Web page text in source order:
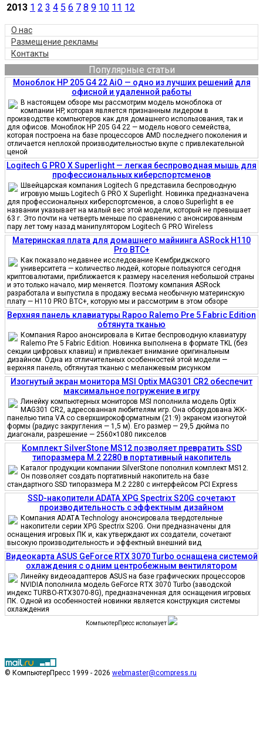
2013 1 2 3 4 5 6 7 8 9 10 11 12
О нас
Размещение рекламы
Контакты
Популярные статьи
Моноблок HP 205 G4 22 AiO — одно из лучших решений для
офисной и удаленной работы
В настоящем обзоре мы рассмотрим модель моноблока от
компании HP, которая является признанным лидером в
производстве компьютеров как для домашнего использования, так и
для офисов. Моноблок HP 205 G4 22 — модель нового семейства,
которая построена на базе процессоров AMD последнего поколения и
отличается неплохой производительностью вкупе с привлекательной
ценой
Logitech G PRO X Superlight — легкая беспроводная мышь для
профессиональных киберспортсменов
Швейцарская компания Logitech G представила беспроводную
игровую мышь Logitech G PRO X Superlight. Новинка предназначена
для профессиональных киберспортсменов, а слово Superlight в ее
названии указывает на малый вес этой модели, который не превышает
63 г. Это почти на четверть меньше по сравнению с анонсированным
пару лет тому назад манипулятором Logitech G PRO Wireless
Материнская плата для домашнего майнинга ASRock H110
Pro BTC+
Как показало недавнее исследование Кембриджского
университета — количество людей, которые пользуются сегодня
криптовалютами, приближается к размеру населения небольшой страны
и это только начало, мир меняется. Поэтому компания ASRock
разработала и выпустила в продажу весьма необычную материнскую
плату — H110 PRO BTC+, которую мы и рассмотрим в этом обзоре
Верхняя панель клавиатуры Rapoo Ralemo Pre 5 Fabric Edition
обтянута тканью
Компания Rapoo анонсировала в Китае беспроводную клавиатуру
Ralemo Pre 5 Fabric Edition. Новинка выполнена в формате TKL (без
секции цифровых клавиш) и привлекает внимание оригинальным
дизайном. Одна из отличительных особенностей этой модели —
верхняя панель, обтянутая тканью с меланжевым рисунком
Изогнутый экран монитора MSI Optix MAG301 CR2 обеспечит
максимальное погружение в игру
Линейку компьютерных мониторов MSI пополнила модель Optix
MAG301 CR2, адресованная любителям игр. Она оборудована ЖК-
панелью типа VA со сверхширокоформатным (21:9) экраном изогнутой
формы (радиус закругления — 1,5 м). Его размер — 29,5 дюйма по
диагонали, разрешение — 2560×1080 пикселов
Комплект SilverStone MS12 позволяет превратить SSD
типоразмера M.2 2280 в портативный накопитель
Каталог продукции компании SilverStone пополнил комплект MS12.
Он позволяет создать портативный накопитель на базе
стандартного SSD типоразмера M.2 2280 с интерфейсом PCI Express
SSD-накопители ADATA XPG Spectrix S20G сочетают
производительность с эффектным дизайном
Компания ADATA Technology анонсировала твердотельные
накопители серии XPG Spectrix S20G. Они предназначены для
оснащения игровых ПК и, как утверждают их создатели, сочетают
высокую производительность и эффектный внешний вид
Видеокарта ASUS GeForce RTX 3070 Turbo оснащена системой
охлаждения с одним центробежным вентилятором
Линейку видеоадаптеров ASUS на базе графических процессоров
NVIDIA пополнила модель GeForce RTX 3070 Turbo (заводской
индекс TURBO-RTX3070-8G), предназначенная для оснащения игровых
ПК. Одной из особенностей новинки является конструкция системы
охлаждения
КомпьютерПресс использует
© КомпьютерПресс 1999 - 2026 webmaster@compress.ru